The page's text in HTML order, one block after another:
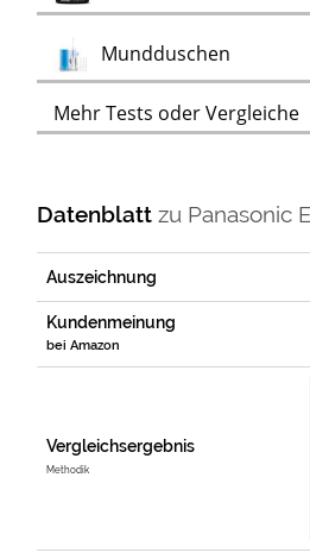
Mundduschen
Mehr Tests oder Vergleiche
Datenblattzu Panasonic
Auszeichnung
Kundenmeinung
bei Amazon
Vergleichsergebnis
Methodik